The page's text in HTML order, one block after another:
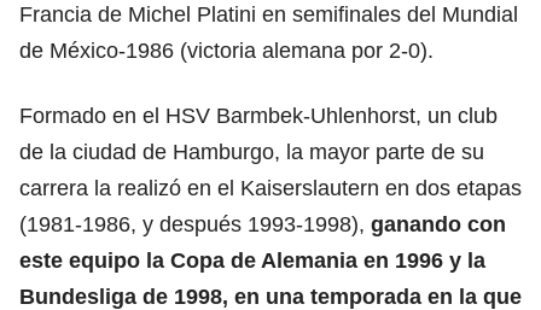
Francia de Michel Platini en semifinales del Mundial
de México-1986 (victoria alemana por 2-0).
Formado en el HSV Barmbek-Uhlenhorst, un club
de la ciudad de Hamburgo, la mayor parte de su
carrera la realizó en el Kaiserslautern en dos etapas
(1981-1986, y después 1993-1998), ganando con
este equipo la Copa de Alemania en 1996 y la
Bundesliga de 1998, en una temporada en la que